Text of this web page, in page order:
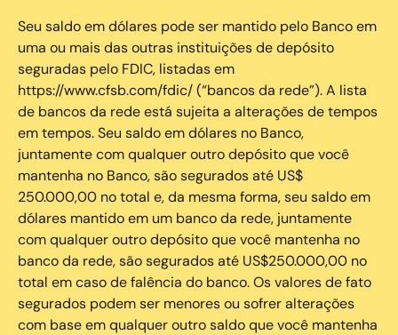
Seu saldo em dólares pode ser mantido pelo Banco em
uma ou mais das outras instituições de depósito
seguradas pelo FDIC, listadas em
https://www.cfsb.com/fdic/ (“bancos da rede”). A lista
de bancos da rede está sujeita a alterações de tempos
em tempos. Seu saldo em dólares no Banco,
juntamente com qualquer outro depósito que você
mantenha no Banco, são segurados até US$
250.000,00 no total e, da mesma forma, seu saldo em
dólares mantido em um banco da rede, juntamente
com qualquer outro depósito que você mantenha no
banco da rede, são segurados até US$250.000,00 no
total em caso de falência do banco. Os valores de fato
segurados podem ser menores ou sofrer alterações
com base em qualquer outro saldo que você mantenha